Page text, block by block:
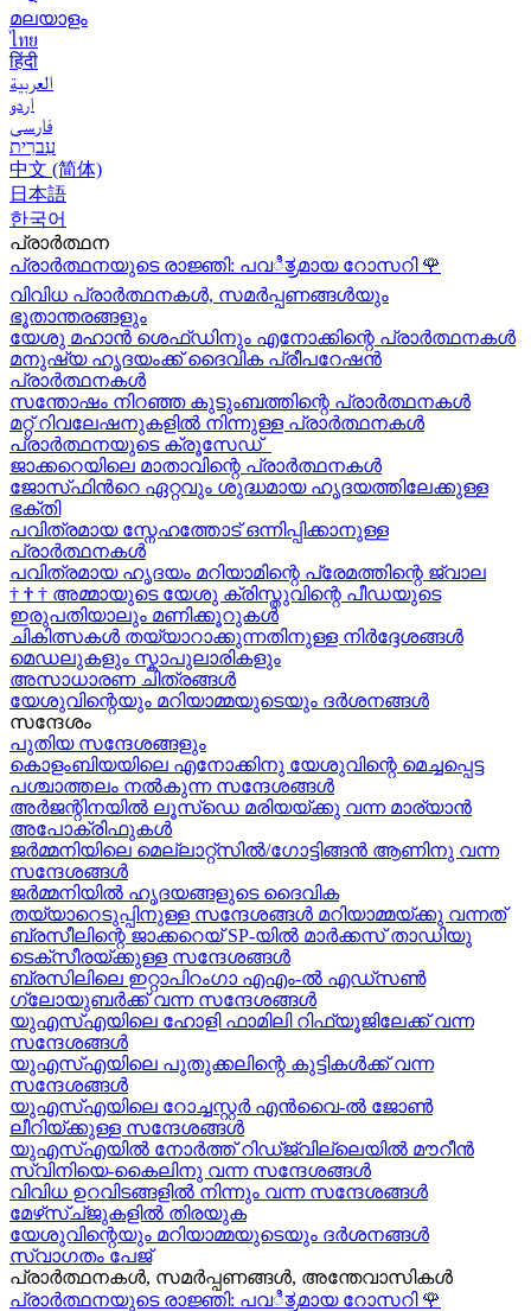
മലയാളം
ไทย
हिंदी
العربية
اردو
فارسی
עִברִית
中文 (简体)
日本語
한국어
പ്രാർത്ഥന
പ്രാർത്ഥനയുടെ രാജ്ഞി: പവಿತ್ರമായ റോസറി 🌹
വിവിധ പ്രാർത്ഥനകൾ, സമർപ്പണങ്ങൾയും
ഭൂതാന്തരങ്ങളും
യേശു മഹാന്‍ ശെഫ്ഡിനും എനോക്കിന്റെ പ്രാർത്ഥനകള്‍
മനുഷ്യ ഹൃദയംക്ക് ദൈവിക പ്രീപറേഷൻ
പ്രാർത്ഥനകൾ
സന്തോഷം നിറഞ്ഞ കുടുംബത്തിന്റെ പ്രാർത്ഥനകള്‍
മറ്റ് റിവലേഷനുകളിൽ നിന്നുള്ള പ്രാർത്ഥനകൾ
പ്രാർത്ഥനയുടെ ക്രൂസേഡ്
ജാക്കറെയിലെ മാതാവിന്റെ പ്രാർത്ഥനകൾ
ജോസ്‌ഫിന്‍റെ ഏറ്റവും ശുദ്ധമായ ഹൃദയത്തിലേക്കുള്ള
ഭക്തി
പവിത്രമായ സ്നേഹത്തോട് ഒന്നിപ്പിക്കാനുള്ള
പ്രാർത്ഥനകള്‍
പവിത്രമായ ഹൃദയം മറിയാമിന്റെ പ്രേമത്തിന്റെ ജ്വാല
† † † അമ്മായുടെ യേശു ക്രിസ്തുവിന്റെ പീഡയുടെ
ഇരുപതിയാലും മണിക്കൂറുകള്‍
ചികിത്സകൾ തയ്യാറാക്കുന്നതിനുള്ള നിർദ്ദേശങ്ങൾ
മെഡലുകളും സ്കാപുലാരികളും
അസാധാരണ ചിത്രങ്ങൾ
യേശുവിന്റെയും മറിയാമ്മയുടെയും ദർശനങ്ങൾ
സന്ദേശം
പുതിയ സന്ദേശങ്ങളും
കൊളംബിയയിലെ എനോക്കിനു യേശുവിന്റെ മെച്ചപ്പെട്ട
പശ്ചാത്തലം നൽകുന്ന സന്ദേശങ്ങള്‍
അർജന്റിനയിൽ ലൂസ്ഡെ മരിയയ്ക്കു വന്ന മാര്യാന്‍
അപോക്രിഫുകള്‍
ജർമ്മനിയിലെ മെല്ലാറ്റ്സിൽ/ഗോട്ടിങ്ങൻ ആണിനു വന്ന
സന്ദേശങ്ങൾ
ജർമ്മനിയിൽ ഹൃദയങ്ങളുടെ ദൈവിക
തയ്യാറെടുപ്പിനുള്ള സന്ദേശങ്ങൾ മറിയാമ്മയ്ക്കു വന്നത്
ബ്രസീലിന്റെ ജാക്കറെയ്‍ SP-യിൽ മാർക്കസ് താഡിയു
ടെക്സീരയ്ക്കുള്ള സന്ദേശങ്ങള്‍
ബ്രസിലിലെ ഇറ്റാപിറംഗാ എഎം-ൽ എഡ്സൺ
ഗ്ലോയുബർക്ക് വന്ന സന്ദേശങ്ങൾ
യുഎസ്എയിലെ ഹോളി ഫാമിലി റിഫ്യൂജിലേക്ക് വന്ന
സന്ദേശങ്ങൾ
യുഎസ്എയിലെ പുതുക്കലിന്റെ കുട്ടികള്‍ക്ക് വന്ന
സന്ദേശങ്ങള്‍
യുഎസ്എയിലെ റോച്ചസ്റ്റർ എൻവൈ-ൽ ജോൺ
ലീറിയ്ക്കുള്ള സന്ദേശങ്ങൾ
യുഎസ്എയിൽ നോർത്ത് റിഡ്ജ്വില്ലെയിൽ മൗറീൻ
സ്വിനിയെ-കൈലിനു വന്ന സന്ദേശങ്ങള്‍
വിവിധ ഉറവിടങ്ങളിൽ നിന്നും വന്ന സന്ദേശങ്ങൾ
മേഴ്‍സ്ച്ജുകളിൽ തിരയുക
യേശുവിന്റെയും മറിയാമ്മയുടെയും ദർശനങ്ങൾ
സ്വാഗതം പേജ്
പ്രാർത്ഥനകൾ, സമർപ്പണങ്ങൾ, അന്തേവാസികൾ
പ്രാർത്ഥനയുടെ രാജ്ഞി: പവಿತ್ರമായ റോസറി 🌹